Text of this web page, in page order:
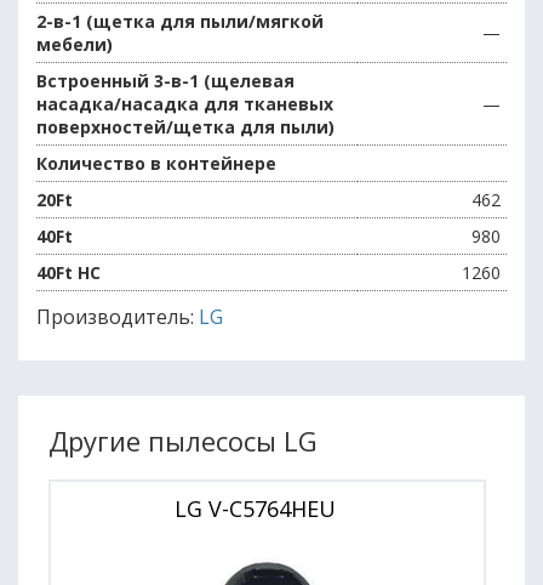
2-в-1 (щетка для пыли/мягкой
мебели)
—
Встроенный 3-в-1 (щелевая
насадка/насадка для тканевых
поверхностей/щетка для пыли)
—
Количество в контейнере
20Ft
462
40Ft
980
40Ft HC
1260
Производитель: LG
Другие пылесосы LG
LG V-C5764HEU